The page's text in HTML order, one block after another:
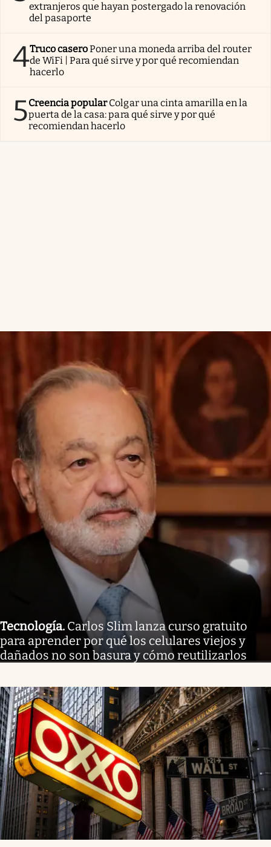
extranjeros que hayan postergado la renovación
del pasaporte
4Truco caseroPoner una moneda arriba del router
de WiFi | Para qué sirve y por qué recomiendan
hacerlo
5Creencia popularColgar una cinta amarilla en la
puerta de la casa: para qué sirve y por qué
recomiendan hacerlo
Tecnología. Carlos Slim lanza curso gratuito
para aprender por qué los celulares viejos y
dañados no son basura y cómo reutilizarlos